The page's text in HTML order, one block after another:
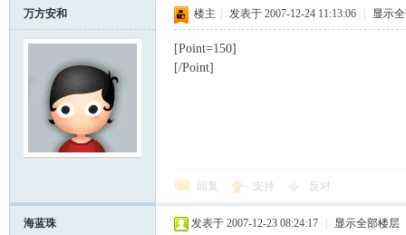
万方安和 楼主 发表于 2007-12-24 11:13:06 显示
[Point=150]
[/Point]
回复 支持 反对
海蓝珠 发表于 2007-12-23 08:24:17 显示全部楼层